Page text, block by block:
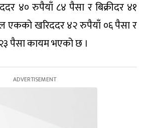
४० रुपैयाँ ८४ पैसा र बिक्रीदर ४१
एकको खरिददर ४२ रुपैयाँ ०६ पैसा र
पैसा कायम भएको छ ।